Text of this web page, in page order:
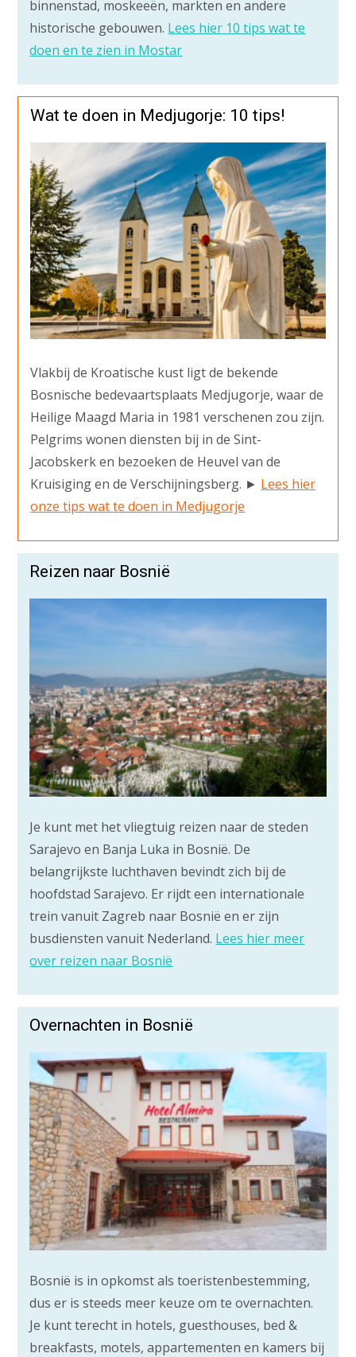
binnenstad, moskeeën, markten en andere
historische gebouwen. Lees hier 10 tips wat te
doen en te zien in Mostar
Wat te doen in Medjugorje: 10 tips!
Vlakbij de Kroatische kust ligt de bekende
Bosnische bedevaartsplaats Medjugorje, waar de
Heilige Maagd Maria in 1981 verschenen zou zijn.
Pelgrims wonen diensten bij in de Sint-
Jacobskerk en bezoeken de Heuvel van de
Kruisiging en de Verschijningsberg. ► Lees hier
onze tips wat te doen in Medjugorje
Reizen naar Bosnië
Je kunt met het vliegtuig reizen naar de steden
Sarajevo en Banja Luka in Bosnië. De
belangrijkste luchthaven bevindt zich bij de
hoofdstad Sarajevo. Er rijdt een internationale
trein vanuit Zagreb naar Bosnië en er zijn
busdiensten vanuit Nederland. Lees hier meer
over reizen naar Bosnië
Overnachten in Bosnië
Bosnië is in opkomst als toeristenbestemming,
dus er is steeds meer keuze om te overnachten.
Je kunt terecht in hotels, guesthouses, bed &
breakfasts, motels, appartementen en kamers bij